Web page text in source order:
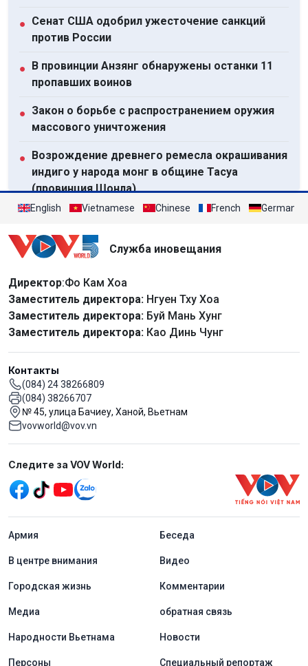
● Сенат США одобрил ужесточение санкций
против России
● В провинции Анзянг обнаружены останки 11
пропавших воинов
● Закон о борьбе с распространением оружия
массового уничтожения
● Возрождение древнего ремесла окрашивания
индиго у народа монг в общине Тасуа
(провинция Шонла)
Обеспечение своевременного завершения
проектов саммита АТЭС-2027
English Vietnamese Chinese French German
Служба иновещания
Директор:Фо Кам Хоа
Заместитель директора: Нгуен Тху Хоа
Заместитель директора: Буй Мань Хунг
Заместитель директора: Као Динь Чунг
Контакты
(084) 24 38266809
(084) 38266707
№ 45, улица Бачиеу, Ханой, Вьетнам
vovworld@vov.vn
Mạng xã hội
Следите за VOV World:
menu footer tiếng Nga
Aрмия Беседа
В центре внимания Видео
Городская жизнь Комментарии
Медиа обратная связь
Народности Вьетнама Новости
Персоны Специальный репортаж